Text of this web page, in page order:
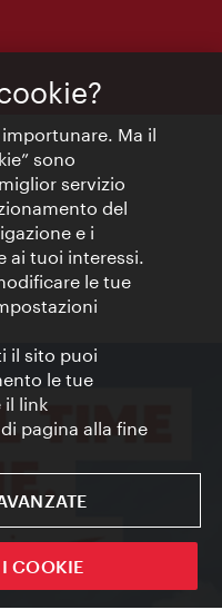
Ma il
sono
servizio
del
e i
ai tuoi interessi.
le tue
il sito puoi
le tue
il link
pagina alla fine
I COOKIE